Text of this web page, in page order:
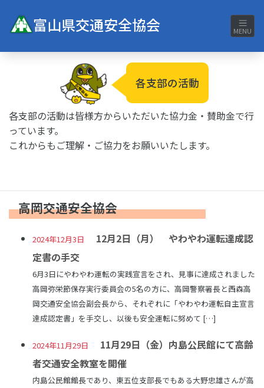
富山県交通安全協会 MENU
各支部の活動
各支部の活動は皆様方からいただいた協力金・賛助金で行
っています。
これからもご理解・ご協力をお願いいたします。
高岡交通安全協会
2024年12月3日
12月2日（月） やわやわ運転達成認
定書の手交
6月3日にやわやわ運転の実践宣言をされ、見事に達成されました
高岡弥栄節保存実行委員会の5名の方に、高岡警察署長と西森高
岡交通安全協会副会長から、それぞれに「やわやわ運転自主宣言
達成認定書」を手交し、以後も安全運転に努めて […]
2024年11月29日
11月29日（金）内島公民館にて高齢
者交通安全教室を開催
内島公民館館長であり、東五位支部長でもある大野忠雄さんが高